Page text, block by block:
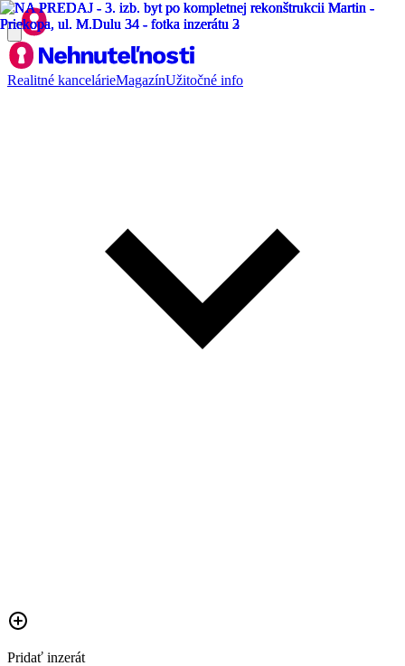
Realitné kancelárieMagazínUžitočné info
Pridať inzerát